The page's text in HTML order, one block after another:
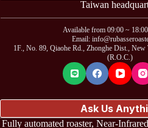
Taiwan
Available from 09:00 ~
Email:
1F., No. 89, Qiaohe Rd., Zhonghe Dist.,
(R.O.C.)
Ask Us
Fully automated roaster, Near-